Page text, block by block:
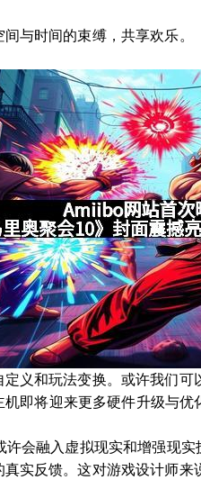
与时间的束缚，共享欢乐。
义和玩法变换。或许我们
即将迎来更多硬件升级与优
会融入虚拟现实和增强现实
实反馈。这对游戏设计师